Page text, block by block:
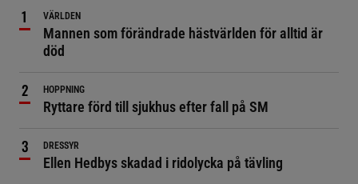
VÄRLDEN
Mannen som förändrade hästvärlden för alltid är
död
HOPPNING
Ryttare förd till sjukhus efter fall på SM
DRESSYR
Ellen Hedbys skadad i ridolycka på tävling